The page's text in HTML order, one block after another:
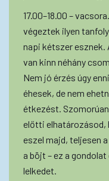
17.00–18.00 –
végeztek ilyen
napi kétszer esznek.
van kinn néhány
Nem jó érzés úgy
éhesek, de nem
étkezést.
előtti elhatározásod,
eszel majd, teljesen
a böjt – ez a
lelkedet.